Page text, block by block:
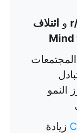
و ائتلاف
Mind
النمو
زيادة